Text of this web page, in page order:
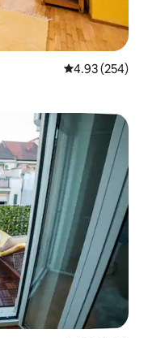
レビュー254
4.93 (254)